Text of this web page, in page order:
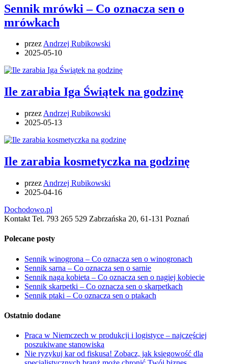
Sennik mrówki – Co oznacza sen o
mrówkach
przezAndrzej Rubikowski
2025-05-10
Ile zarabia Iga Świątek na godzinę
przez Andrzej Rubikowski
2025-05-13
Ile zarabia kosmetyczka na godzinę
przez Andrzej Rubikowski
2025-04-16
Dochodowo.pl
Kontakt Tel. 793 265 529 Zabrzańska 20, 61-131 Poznań
Polecane posty
Sennik winogrona – Co oznacza sen o winogronach
Sennik sarna – Co oznacza sen o sarnie
Sennik naga kobieta – Co oznacza sen o nagiej kobiecie
Sennik skarpetki – Co oznacza sen o skarpetkach
Sennik ptaki – Co oznacza sen o ptakach
Ostatnio dodane
Praca w Niemczech w produkcji i logistyce – najczęściej
poszukiwane stanowiska
Nie ryzykuj kar od fiskusa! Zobacz, jak księgowość dla